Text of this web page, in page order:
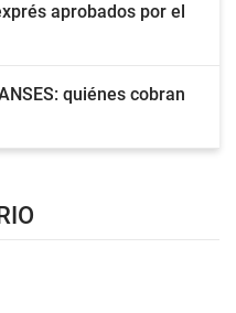
aprobados por el
quiénes cobran